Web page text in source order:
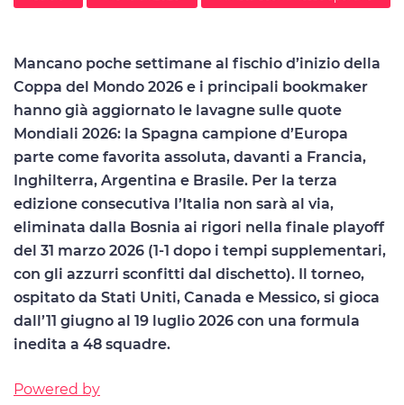
Mancano poche settimane al fischio d’inizio della
Coppa del Mondo 2026 e i principali bookmaker
hanno già aggiornato le lavagne sulle quote
Mondiali 2026: la Spagna campione d’Europa
parte come favorita assoluta, davanti a Francia,
Inghilterra, Argentina e Brasile. Per la terza
edizione consecutiva l’Italia non sarà al via,
eliminata dalla Bosnia ai rigori nella finale playoff
del 31 marzo 2026 (1-1 dopo i tempi supplementari,
con gli azzurri sconfitti dal dischetto). Il torneo,
ospitato da Stati Uniti, Canada e Messico, si gioca
dall’11 giugno al 19 luglio 2026 con una formula
inedita a 48 squadre.
Powered by